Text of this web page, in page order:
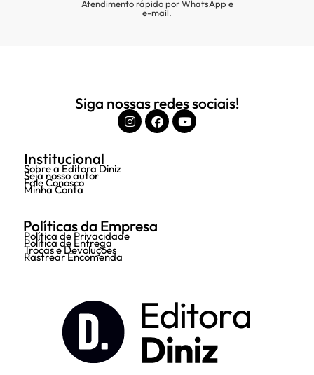
Atendimento rápido por WhatsApp e
e-mail.
Siga nossas redes sociais!
Institucional
Sobre a Editora Diniz
Seja nosso autor
Fale Conosco
Minha Conta
Políticas da Empresa
Política de Privacidade
Política de Entrega
Trocas e Devoluções
Rastrear Encomenda